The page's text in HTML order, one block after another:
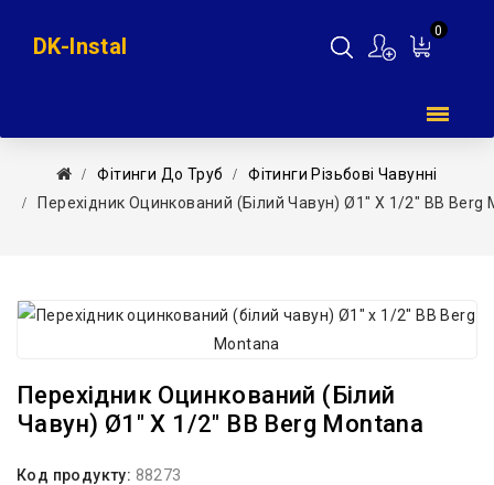
0
DK-Instal
Фітинги До Труб
Фітинги Різьбові Чавунні
Перехідник Оцинкований (білий Чавун) Ø1″ Х 1/2″ ВВ Berg
Перехідник Оцинкований (білий
Чавун) Ø1″ Х 1/2″ ВВ Berg Montana
Код продукту: 88273